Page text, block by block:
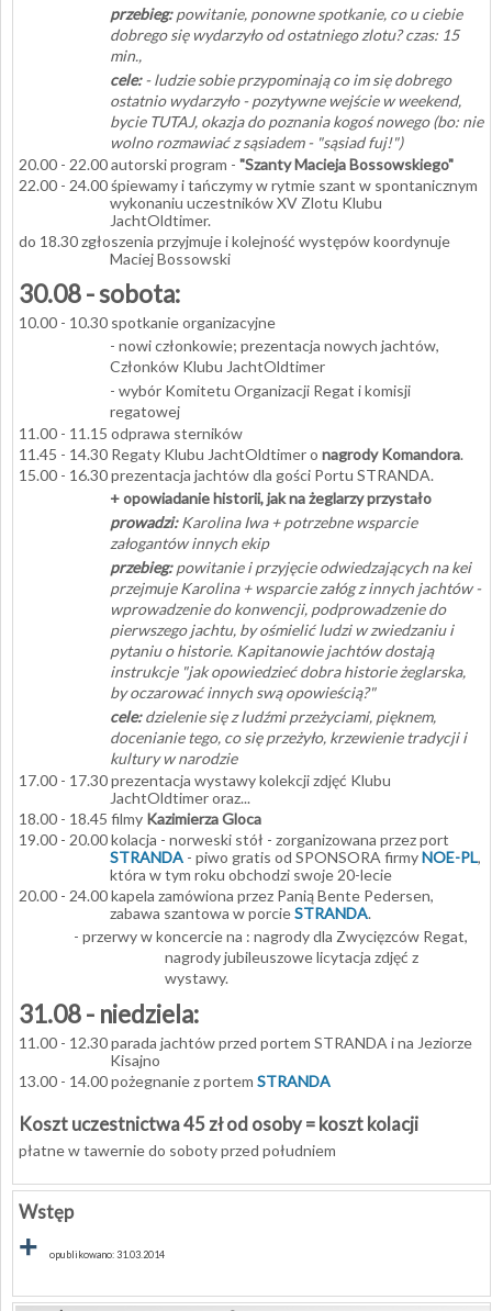
przebieg:powitanie, ponowne spotkanie, co u ciebie
dobrego się wydarzyło od ostatniego zlotu? czas: 15
min.,
cele:- ludzie sobie przypominają co im się dobrego
ostatnio wydarzyło - pozytywne wejście w weekend,
bycie TUTAJ, okazja do poznania kogoś nowego (bo: nie
wolno rozmawiać z sąsiadem - "sąsiad fuj!")
20.00 - 22.00 autorski program - "Szanty Macieja Bossowskiego"
22.00 - 24.00 śpiewamy i tańczymy w rytmie szant w spontanicznym
wykonaniu uczestników XV Zlotu Klubu
JachtOldtimer.
do 18.30 zgłoszenia przyjmuje i kolejność występów koordynuje
Maciej Bossowski
30.08 - sobota:
10.00 - 10.30 spotkanie organizacyjne
- nowi członkowie; prezentacja nowych jachtów,
Członków Klubu JachtOldtimer
- wybór Komitetu Organizacji Regat i komisji
regatowej
11.00 - 11.15 odprawa sterników
11.45 - 14.30 Regaty Klubu JachtOldtimer o nagrody Komandora.
15.00 - 16.30 prezentacja jachtów dla gości Portu STRANDA.
+ opowiadanie historii, jak na żeglarzy przystało
prowadzi:Karolina Iwa + potrzebne wsparcie
załogantów innych ekip
przebieg:powitanie i przyjęcie odwiedzających na kei
przejmuje Karolina + wsparcie załóg z innych jachtów -
wprowadzenie do konwencji, podprowadzenie do
pierwszego jachtu, by ośmielić ludzi w zwiedzaniu i
pytaniu o historie. Kapitanowie jachtów dostają
instrukcje "jak opowiedzieć dobra historie żeglarska,
by oczarować innych swą opowieścią?"
cele:dzielenie się z ludźmi przeżyciami, pięknem,
docenianie tego, co się przeżyło, krzewienie tradycji i
kultury w narodzie
17.00 - 17.30 prezentacja wystawy kolekcji zdjęć Klubu
JachtOldtimer oraz...
18.00 - 18.45 filmy Kazimierza Gloca
19.00 - 20.00 kolacja - norweski stół - zorganizowana przez port
STRANDA - piwo gratis od SPONSORA firmyNOE-PL,
która w tym roku obchodzi swoje 20-lecie
20.00 - 24.00 kapela zamówiona przez Panią Bente Pedersen,
zabawa szantowa w porcieSTRANDA.
- przerwy w koncercie na : nagrody dla Zwycięzców Regat,
nagrody jubileuszowe licytacja zdjęć z
wystawy.
31.08 - niedziela:
11.00 - 12.30 parada jachtów przed portem STRANDA i na Jeziorze
Kisajno
13.00 - 14.00 pożegnanie z portem STRANDA
Koszt uczestnictwa 45 zł od osoby = koszt kolacji
płatne w tawernie do soboty przed południem
Wstęp
+ opublikowano: 31.03.2014